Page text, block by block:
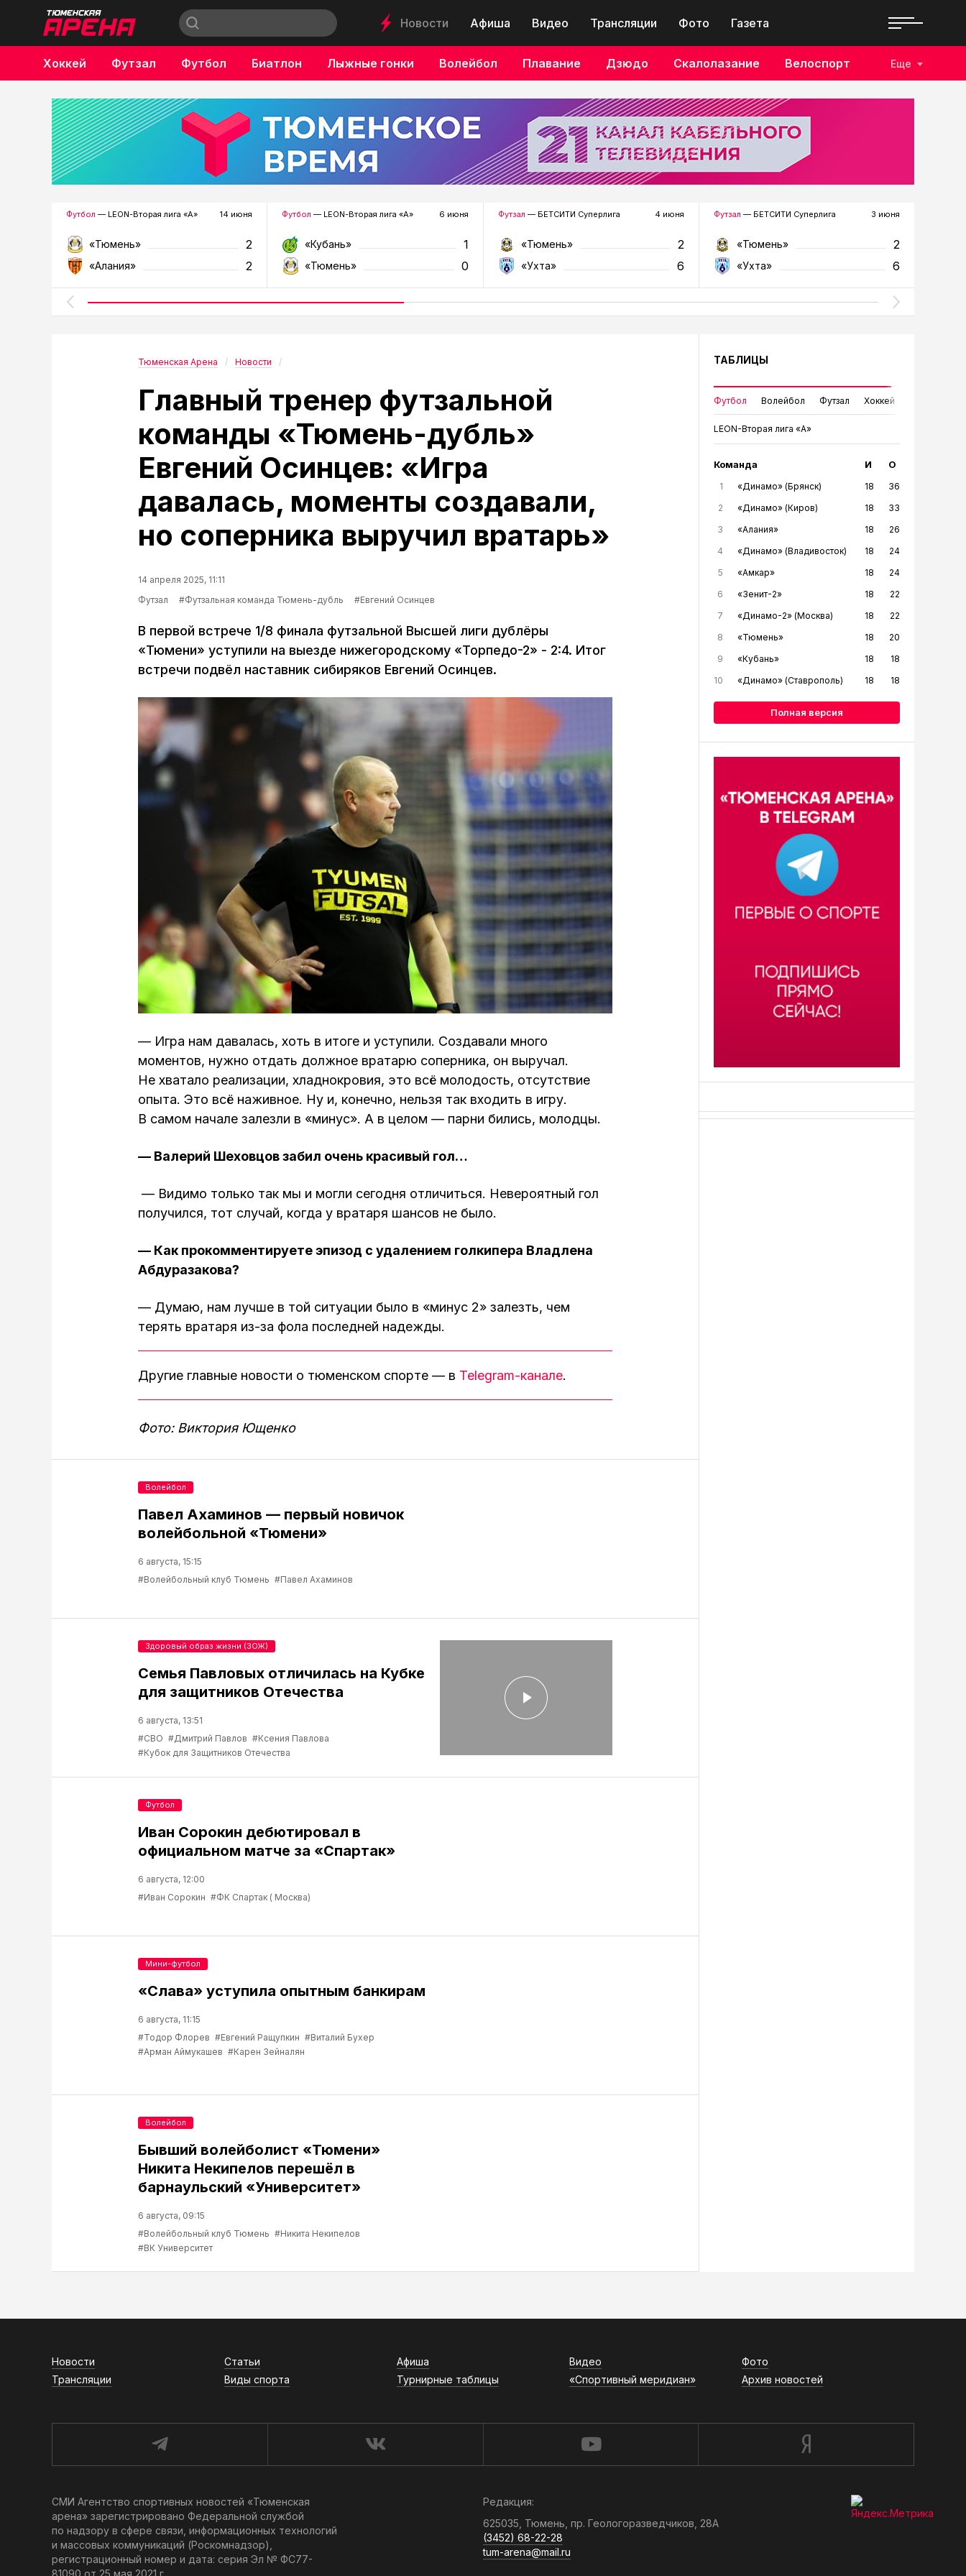
Новости Афиша Видео Трансляции Фото Газета
Хоккей Футзал Футбол Биатлон Лыжные гонки Волейбол Плавание Дзюдо Скалолазание Велоспорт
Бокс
Еще
Футбол — LEON-Вторая лига «А» 14 июня
«Тюмень» 2
«Алания» 2
Футбол — LEON-Вторая лига «А» 6 июня
«Кубань» 1
«Тюмень» 0
Футзал — БЕТСИТИ Суперлига 4 июня
«Тюмень» 2
«Ухта» 6
Футзал — БЕТСИТИ Суперлига 3 июня
«Тюмень» 2
«Ухта» 6
Тюменская Арена Новости
Главный тренер футзальной
команды «Тюмень-дубль»
Евгений Осинцев: «Игра
давалась, моменты создавали,
но соперника выручил вратарь»
14 апреля 2025, 11:11
Футзал
#Футзальная команда Тюмень-дубль #Евгений Осинцев
В первой встрече 1/8 финала футзальной Высшей лиги дублёры
«Тюмени» уступили на выезде нижегородскому «Торпедо-2» - 2:4. Итог
встречи подвёл наставник сибиряков Евгений Осинцев.
— Игра нам давалась, хоть в итоге и уступили. Создавали много
моментов, нужно отдать должное вратарю соперника, он выручал.
Не хватало реализации, хладнокровия, это всё молодость, отсутствие
опыта. Это всё наживное. Ну и, конечно, нельзя так входить в игру.
В самом начале залезли в «минус». А в целом — парни бились, молодцы.
— Валерий Шеховцов забил очень красивый гол…
— Видимо только так мы и могли сегодня отличиться. Невероятный гол
получился, тот случай, когда у вратаря шансов не было.
— Как прокомментируете эпизод с удалением голкипера Владлена
Абдуразакова?
— Думаю, нам лучше в той ситуации было в «минус 2» залезть, чем
терять вратаря из-за фола последней надежды.
Другие главные новости о тюменском спорте — в Telegram-канале.
Фото: Виктория Ющенко
Павел Ахаминов — первый новичок
волейбольной «Тюмени»
6 августа, 15:15
#Волейбольный клуб Тюмень #Павел Ахаминов
Волейбол
Семья Павловых отличилась на Кубке
для защитников Отечества
6 августа, 13:51
#СВО #Дмитрий Павлов #Ксения Павлова
#Кубок для Защитников Отечества
Здоровый образ жизни (ЗОЖ)
Иван Сорокин дебютировал в
официальном матче за «Спартак»
6 августа, 12:00
#Иван Сорокин #ФК Спартак ( Москва)
Футбол
«Слава» уступила опытным банкирам
6 августа, 11:15
#Тодор Флорев #Евгений Ращупкин #Виталий Бухер
#Арман Аймукашев #Карен Зейналян
Мини-футбол
Бывший волейболист «Тюмени»
Никита Некипелов перешёл в
барнаульский «Университет»
6 августа, 09:15
#Волейбольный клуб Тюмень #Никита Некипелов
#ВК Университет
Волейбол
ТАБЛИЦЫ
Футбол Волейбол Футзал Хоккей
LEON-Вторая лига «А»
Команда И О
1 «Динамо» (Брянск) 18
36
2
«Динамо» (Киров) 18
33
3
«Алания» 18
26
4
«Динамо» (Владивосток) 18
24
5
«Амкар» 18
24
6
«Зенит-2» 18
22
7
«Динамо-2» (Москва) 18
22
8
«Тюмень» 18
20
9
«Кубань» 18
18
10
«Динамо» (Ставрополь) 18 18
Полная версия
Новости Статьи Афиша Видео
Фото
Трансляции
Виды спорта Турнирные таблицы «Спортивный меридиан» Архив новостей
СМИ Агентство спортивных новостей «Тюменская
арена» зарегистрировано Федеральной службой
по надзору в сфере связи, информационных технологий
и массовых коммуникаций (Роскомнадзор),
регистрационный номер и дата: серия Эл № ФС77-
81090 от 25 мая 2021 г.
Редакция:
625035, Тюмень, пр. Геологоразведчиков, 28А
(3452) 68-22-28
tum-arena@mail.ru